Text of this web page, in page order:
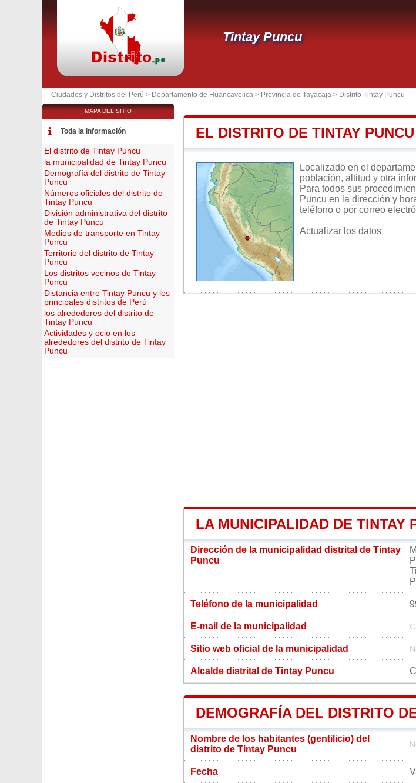
Tintay Puncu
Ciudades y Distritos del Perú > Departamento de Huancavelica > Provincia de Tayacaja > Distrito Tintay Puncu
EL DISTRITO DE TINTAY PUNCU
Localizado en el
población, altitud y otra
Para todos sus
Puncu en la dirección y
teléfono o por correo
Actualizar los datos
LA MUNICIPALIDAD DE TINTAY
Dirección de la municipalidad distrital de Tintay
Puncu
Teléfono de la municipalidad
E-mail de la municipalidad
Sitio web oficial de la municipalidad
Alcalde distrital de Tintay Puncu
DEMOGRAFÍA DEL DISTRITO
Nombre de los habitantes (gentilicio) del
distrito de Tintay Puncu
Fecha
MAPA DEL SITIO
Toda la información
El distrito de Tintay Puncu
la municipalidad de Tintay Puncu
Demografía del distrito de Tintay
Puncu
Números oficiales del distrito de
Tintay Puncu
División administrativa del distrito
de Tintay Puncu
Medios de transporte en Tintay
Puncu
Territorio del distrito de Tintay
Puncu
Los distritos vecinos de Tintay
Puncu
Distancia entre Tintay Puncu y los
principales distritos de Perú
los alrededores del distrito de
Tintay Puncu
Actividades y ocio en los
alrededores del distrito de Tintay
Puncu